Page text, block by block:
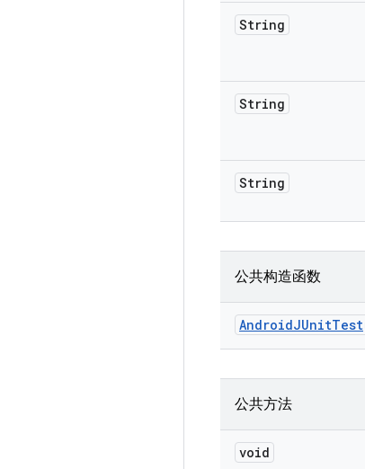
String
String
String
公共构造函数
AndroidJUnitTest
公共方法
void